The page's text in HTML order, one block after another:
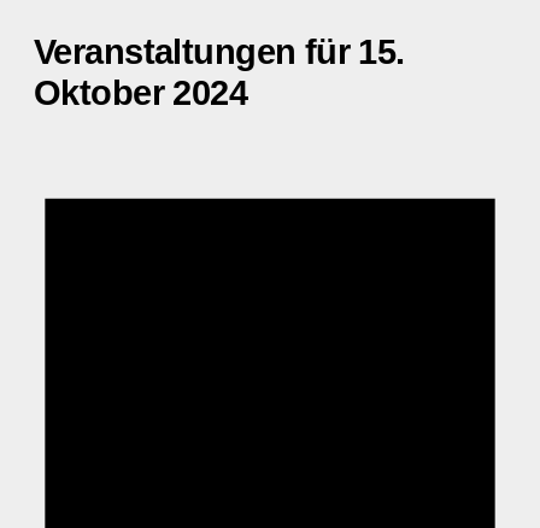
Veranstaltungen für 15.
Oktober 2024